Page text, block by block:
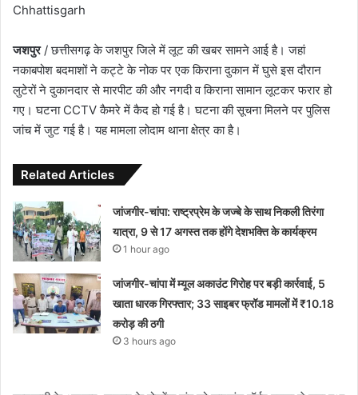
Chhattisgarh
जशपुर/ छत्तीसगढ़ के जशपुर जिले में लूट की खबर सामने आई है। जहां
नकाबपोश बदमाशों ने कट्टे के नोक पर एक किराना दुकान में घुसे इस दौरान
लुटेरों ने दुकानदार से मारपीट की और नगदी व किराना सामान लूटकर फरार हो
गए। घटना CCTV कैमरे में कैद हो गई है। घटना की सूचना मिलने पर पुलिस
जांच में जुट गई है। यह मामला लोदाम थाना क्षेत्र का है।
Related Articles
जांजगीर-चांपा: राष्ट्रप्रेम के जज्बे के साथ निकली तिरंगा
यात्रा, 9 से 17 अगस्त तक होंगे देशभक्ति के कार्यक्रम
1 hour ago
जांजगीर-चांपा में म्यूल अकाउंट गिरोह पर बड़ी कार्रवाई, 5
खाता धारक गिरफ्तार; 33 साइबर फ्रॉड मामलों में ₹10.18
करोड़ की ठगी
3 hours ago